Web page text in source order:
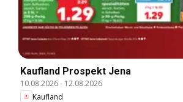
Kaufland Prospekt Jena
10.08.2026- 12.08.2026
Kaufland